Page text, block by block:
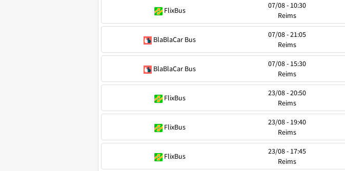
FlixBus
07/08 - 10:30
Reims
BlaBlaCar Bus
07/08 - 21:05
Reims
BlaBlaCar Bus
07/08 - 15:30
Reims
FlixBus
23/08 - 20:50
Reims
FlixBus
23/08 - 19:40
Reims
FlixBus
23/08 - 17:45
Reims